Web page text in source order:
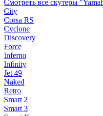
Смотреть все скутеры
City
Corsa RS
Cyclone
Discovery
Force
Inferno
Infinity
Jet 49
Naked
Retro
Smart 2
Smart 3